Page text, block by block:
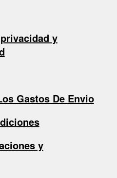
y
Gastos De Envio
y